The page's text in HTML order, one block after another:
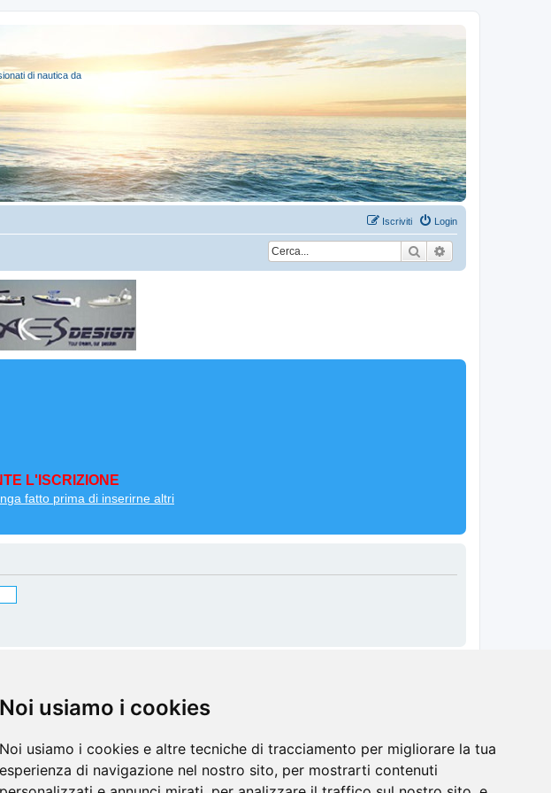
Noi usiamo i cookies
Noi usiamo i cookies e altre tecniche di tracciamento per migliorare la tua
esperienza di navigazione nel nostro sito, per mostrarti contenuti
di nautica da
Login
Iscriviti
Cerca
L'ISCRIZIONE
fatto prima di inserirne altri